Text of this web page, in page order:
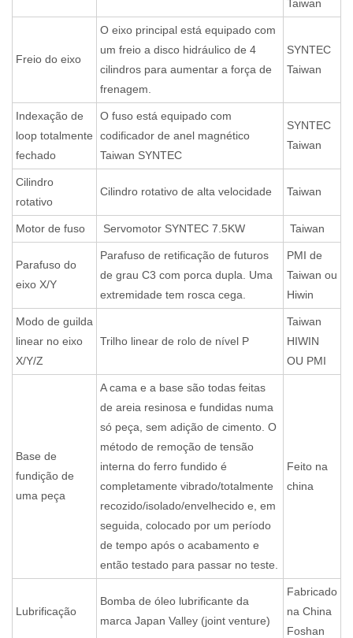
Taiwan
Freio do eixo
O eixo principal está equipado com
um freio a disco hidráulico de 4
cilindros para aumentar a força de
frenagem.
SYNTEC
Taiwan
Indexação de
loop totalmente
fechado
O fuso está equipado com
codificador de anel magnético
Taiwan SYNTEC
SYNTEC
Taiwan
Cilindro
rotativo
Cilindro rotativo de alta velocidade Taiwan
Motor de fuso Servomotor SYNTEC 7.5KW Taiwan
Parafuso do
eixo X/Y
Parafuso de retificação de futuros
de grau C3 com porca dupla. Uma
extremidade tem rosca cega.
PMI de
Taiwan ou
Hiwin
Modo de guilda
linear no eixo
X/Y/Z
Trilho linear de rolo de nível P
Taiwan
HIWIN
OU PMI
Base de
fundição de
uma peça
A cama e a base são todas feitas
de areia resinosa e fundidas numa
só peça, sem adição de cimento. O
método de remoção de tensão
interna do ferro fundido é
completamente vibrado/totalmente
recozido/isolado/envelhecido e, em
seguida, colocado por um período
de tempo após o acabamento e
então testado para passar no teste.
Feito na
china
Lubrificação
Bomba de óleo lubrificante da
marca Japan Valley (joint venture)
Fabricado
na China
Foshan